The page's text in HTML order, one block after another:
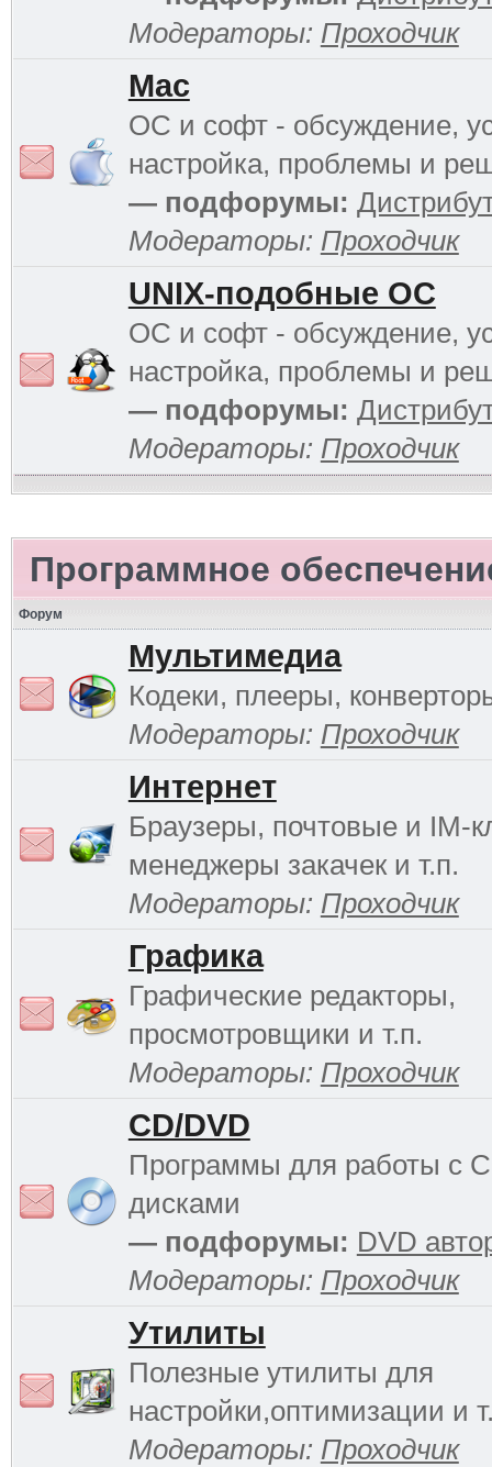
Модераторы: Проходчик
Mac
ОС и софт - обсуждение,
настройка, проблемы и
— подфорумы:
Модераторы: Проходчик
UNIX-подобные ОС
ОС и софт - обсуждение,
настройка, проблемы и
— подфорумы:
Модераторы: Проходчик
Программное
Форум
Мультимедиа
Кодеки, плееры,
Модераторы: Проходчик
Интернет
Браузеры, почтовые и IM-
менеджеры закачек и т.п.
Модераторы: Проходчик
Графика
Графические редакторы,
просмотровщики и т.п.
Модераторы: Проходчик
CD/DVD
Программы для работы с
дисками
— подфорумы: DVD
Модераторы: Проходчик
Утилиты
Полезные утилиты для
настройки,оптимизации и
Модераторы: Проходчик